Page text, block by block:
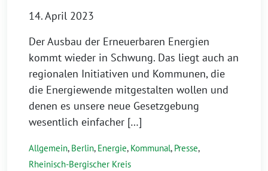
14. April 2023
Der Ausbau der Erneuerbaren Energien
kommt wieder in Schwung. Das liegt auch an
regionalen Initiativen und Kommunen, die
die Energiewende mitgestalten wollen und
denen es unsere neue Gesetzgebung
wesentlich einfacher […]
Allgemein, Berlin, Energie, Kommunal, Presse,
Rheinisch-Bergischer Kreis